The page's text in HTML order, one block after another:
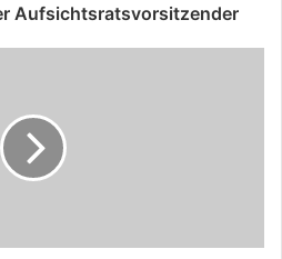
Aufsichtsratsvorsitzender